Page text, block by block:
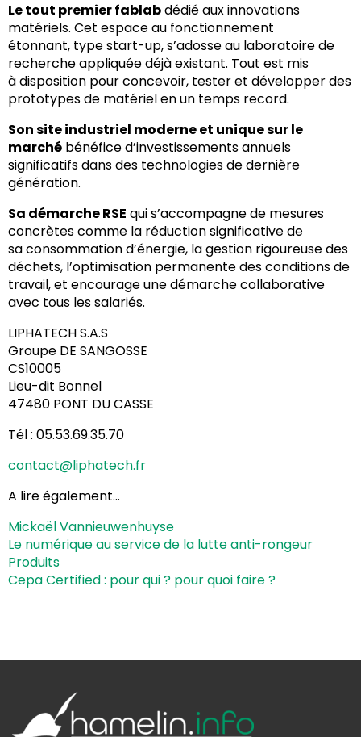
Le tout premier fablabdédié aux innovations
matériels. Cet espace au fonctionnement
étonnant, type start-up, s’adosse au laboratoire de
recherche appliquée déjà existant. Tout est mis
à disposition pour concevoir, tester et développer des
prototypes de matériel en un temps record.
Son site industriel moderne et unique sur le
marché bénéfice d’investissements annuels
significatifs dans des technologies de dernière
génération.
Sa démarche RSE qui s’accompagne de mesures
concrètes comme la réduction significative de
sa consommation d’énergie, la gestion rigoureuse des
déchets, l’optimisation permanente des conditions de
travail, et encourage une démarche collaborative
avec tous les salariés.
LIPHATECH S.A.S
Groupe DE SANGOSSE
CS10005
Lieu-dit Bonnel
47480 PONT DU CASSE
Tél : 05.53.69.35.70
contact@liphatech.fr
A lire également…
Mickaël Vannieuwenhuyse
Le numérique au service de la lutte anti-rongeur
Produits
Cepa Certified : pour qui ? pour quoi faire ?